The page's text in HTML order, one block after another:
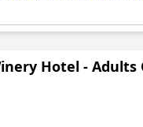
Hotel -